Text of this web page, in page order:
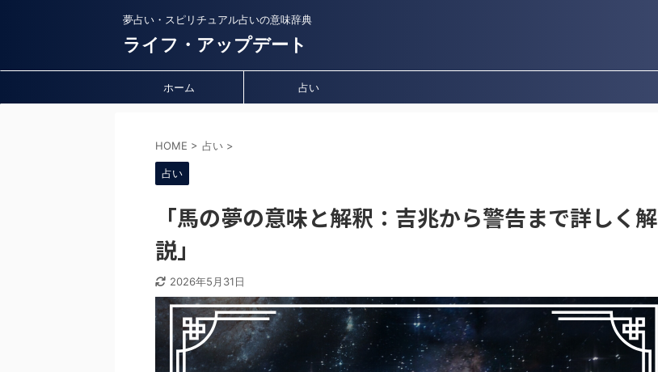
夢占い・スピリチュアル占いの意味辞典
ライフ・アップデート
ホーム 占い
HOME > 占い >
占い
「馬の夢の意味と解釈：吉兆から警告まで詳しく解
説」
2026年5月31日